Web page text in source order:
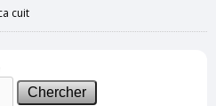
cuit